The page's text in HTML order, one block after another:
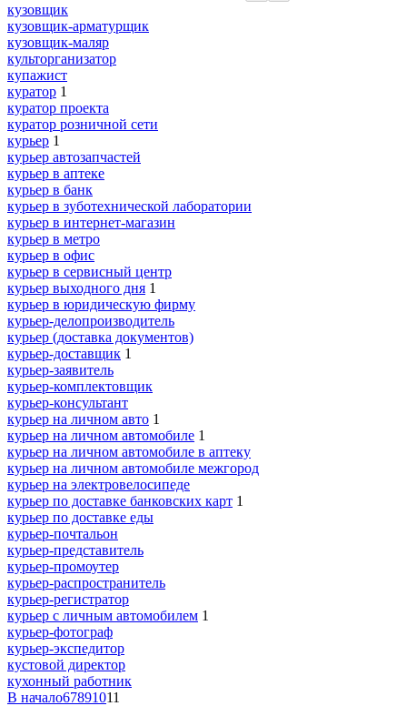
кузовщик
кузовщик-арматурщик
кузовщик-маляр
культорганизатор
купажист
куратор 1
куратор проекта
куратор розничной сети
курьер 1
курьер автозапчастей
курьер в аптеке
курьер в банк
курьер в зуботехнической лаборатории
курьер в интернет-магазин
курьер в метро
курьер в офис
курьер в сервисный центр
курьер выходного дня 1
курьер в юридическую фирму
курьер-делопроизводитель
курьер (доставка документов)
курьер-доставщик 1
курьер-заявитель
курьер-комплектовщик
курьер-консультант
курьер на личном авто 1
курьер на личном автомобиле 1
курьер на личном автомобиле в аптеку
курьер на личном автомобиле межгород
курьер на электровелосипеде
курьер по доставке банковских карт 1
курьер по доставке еды
курьер-почтальон
курьер-представитель
курьер-промоутер
курьер-распространитель
курьер-регистратор
курьер с личным автомобилем 1
курьер-фотограф
курьер-экспедитор
кустовой директор
кухонный работник
В начало67891011